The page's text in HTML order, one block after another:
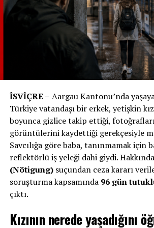
İSVİÇRE – Aargau Kantonu’nda
Türkiye vatandaşı bir erkek, yetişkin
boyunca gizlice takip ettiği,
görüntülerini kaydettiği gerekçesiyle
Savcılığa göre baba, tanınmamak için
reflektörlü iş yeleği dahi giydi. Hakkında
(Nötigung)suçundan ceza kararı
soruşturma kapsamında 96 gün
çıktı.
Kızının nerede yaşadığını